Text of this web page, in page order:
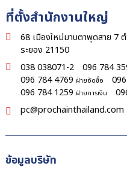
ที่ตั้งสำนักงานใหญ่
68 เมืองใหม่มาบตาพุดสาย 7
ระยอง 21150
038 038071-2
096 784
096 784 4769 ฝ่ายจัดซื้อ
096 784 1259 ฝ่ายการเงิน
pc@prochainthailand.com
ข้อมูลบริษัท